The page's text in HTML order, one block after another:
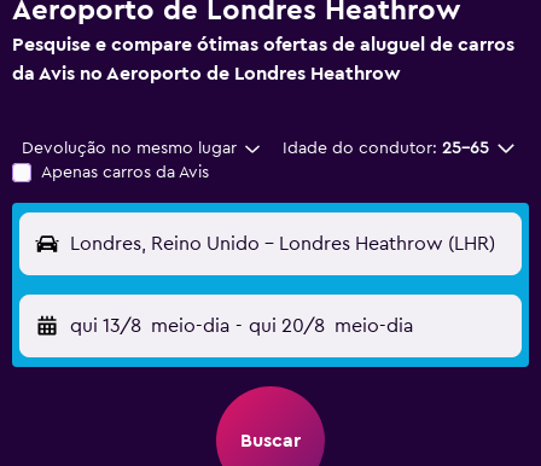
Aeroporto de Londres Heathrow
Pesquise e compare ótimas ofertas de aluguel de carros
da Avis no Aeroporto de Londres Heathrow
Devolução no mesmo lugar Idade do condutor: 25-65
Apenas carros da Avis
Londres, Reino Unido - Londres Heathrow (LHR)
qui 13/8 meio-dia - qui 20/8 meio-dia
Buscar